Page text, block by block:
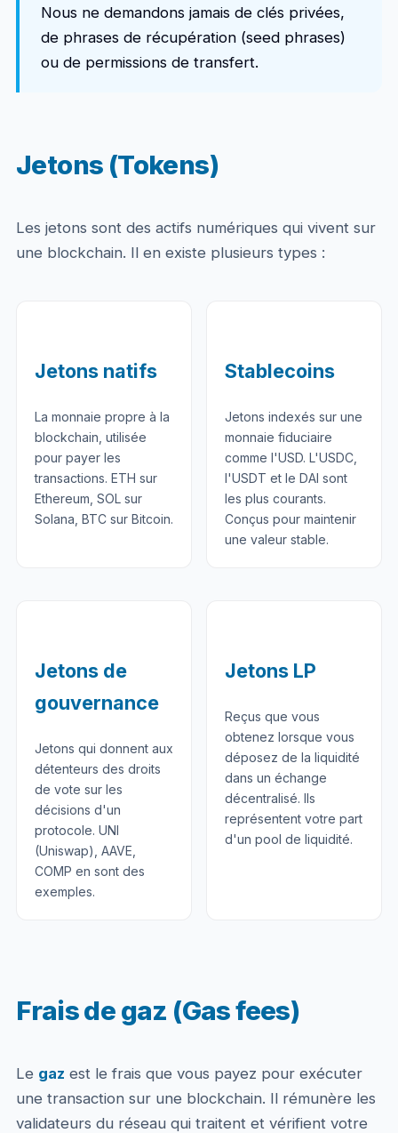
Nous ne demandons jamais de clés privées,
de phrases de récupération (seed phrases)
ou de permissions de transfert.
Jetons (Tokens)
Les jetons sont des actifs numériques qui vivent sur
une blockchain. Il en existe plusieurs types :
Jetons natifs
La monnaie propre à la
blockchain, utilisée
pour payer les
transactions. ETH sur
Ethereum, SOL sur
Solana, BTC sur Bitcoin.
Stablecoins
Jetons indexés sur une
monnaie fiduciaire
comme l'USD. L'USDC,
l'USDT et le DAI sont
les plus courants.
Conçus pour maintenir
une valeur stable.
Jetons de
gouvernance
Jetons qui donnent aux
détenteurs des droits
de vote sur les
décisions d'un
protocole. UNI
(Uniswap), AAVE,
COMP en sont des
exemples.
Jetons LP
Reçus que vous
obtenez lorsque vous
déposez de la liquidité
dans un échange
décentralisé. Ils
représentent votre part
d'un pool de liquidité.
Frais de gaz (Gas fees)
Le gaz est le frais que vous payez pour exécuter
une transaction sur une blockchain. Il rémunère les
validateurs du réseau qui traitent et vérifient votre